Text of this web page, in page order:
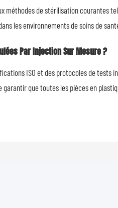
méthodes de stérilisation courantes
les environnements de soins de
Par Injection Sur Mesure ?
ISO et des protocoles de
que toutes les pièces en